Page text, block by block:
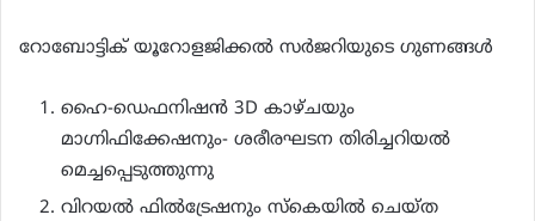
റോബോട്ടിക് യൂറോളജിക്കൽ സർജറിയുടെ ഗുണങ്ങൾ
ഹൈ-ഡെഫനിഷൻ 3D കാഴ്ചയും
മാഗ്നിഫിക്കേഷനും- ശരീരഘടന തിരിച്ചറിയൽ
മെച്ചപ്പെടുത്തുന്നു
വിറയൽ ഫിൽട്രേഷനും സ്കെയിൽ ചെയ്ത